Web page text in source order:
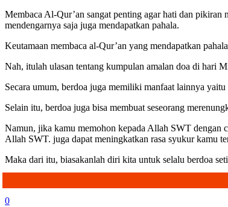
Membaca Al-Qur’an sangat penting agar hati dan
mendengarnya saja juga mendapatkan pahala.
Keutamaan membaca al-Qur’an yang mendapatkan
Nah, itulah ulasan tentang kumpulan amalan doa di hari
Secara umum, berdoa juga memiliki manfaat lainnya
Selain itu, berdoa juga bisa membuat seseorang
Namun, jika kamu memohon kepada Allah SWT dengan
Allah SWT. juga dapat meningkatkan rasa syukur kamu
Maka dari itu, biasakanlah diri kita untuk selalu berdoa
0